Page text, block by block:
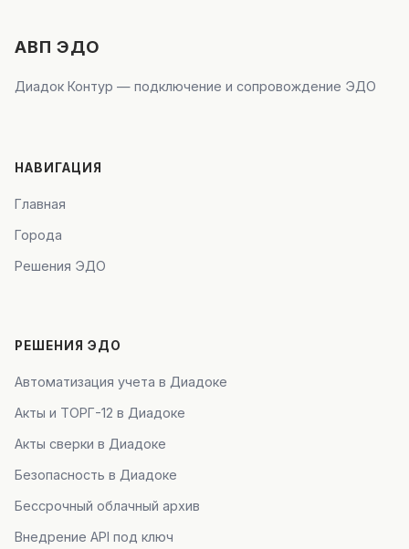
АВП ЭДО
Диадок Контур — подключение и сопровождение ЭДО
НАВИГАЦИЯ
Главная
Города
Решения ЭДО
РЕШЕНИЯ ЭДО
Автоматизация учета в Диадоке
Акты и ТОРГ-12 в Диадоке
Акты сверки в Диадоке
Безопасность в Диадоке
Бессрочный облачный архив
Внедрение API под ключ